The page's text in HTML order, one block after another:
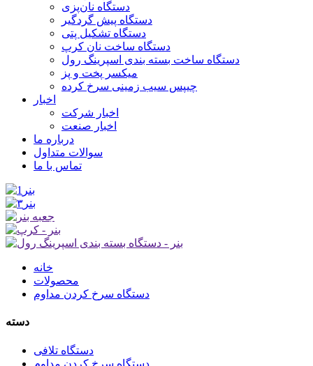
دستگاه نان‌پزی
دستگاه پیش گردگیر
دستگاه تشکیل پتی
دستگاه ساخت نان کرپ
دستگاه ساخت بسته بندی اسپرینگ رول
میکسر پخت و پز
چیپس سیب زمینی سرخ کرده
اخبار
اخبار شرکت
اخبار صنعت
درباره ما
سوالات متداول
تماس با ما
خانه
محصولات
دستگاه سرخ کردن مداوم
دسته
دستگاه تلافی
دستگاه سرخ کردن مداوم